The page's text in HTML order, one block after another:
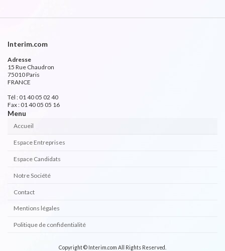
Interim.com
Adresse
15 Rue Chaudron
75010 Paris
FRANCE
Tél : 01 40 05 02 40
Fax : 01 40 05 05 16
Menu
Accueil
Espace Entreprises
Espace Candidats
Notre Société
Contact
Mentions légales
Politique de confidentialité
Copyright © Interim.com All Rights Reserved.